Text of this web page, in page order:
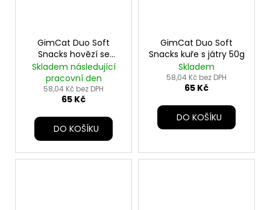
GimCat Duo Soft
Snacks hovězí se
sýrem 50g
Skladem následující
pracovní den
58,04 Kč bez DPH
65 Kč
DO KOŠÍKU
GimCat Duo Soft
Snacks kuře s játry 50g
Skladem
58,04 Kč bez DPH
65 Kč
DO KOŠÍKU